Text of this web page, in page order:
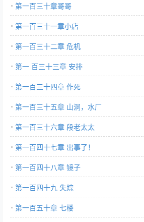
第一百三十章哥哥
第一百三十一章小店
第一百三十二章 危机
第一 百三十三章 安排
第一百三十四章 作死
第一百三十五章 山洞，水厂
第一百三十六章 段老太太
第一百四十七章 出事了！
第一百四十八章 镜子
第一百四十九 失踪
第一百五十章 七楼